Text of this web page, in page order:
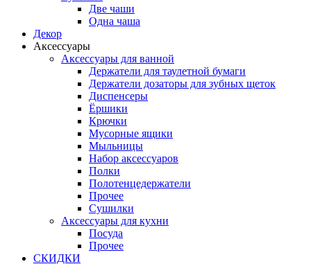
Две чаши
Одна чаша
Декор
Аксессуары
Аксессуары для ванной
Держатели для таулетной бумаги
Держатели дозаторы для зубных щеток
Диспенсеры
Ёршики
Крючки
Мусорные ящики
Мыльницы
Набор аксессуаров
Полки
Полотенцедержатели
Прочее
Сушилки
Аксессуары для кухни
Посуда
Прочее
СКИДКИ